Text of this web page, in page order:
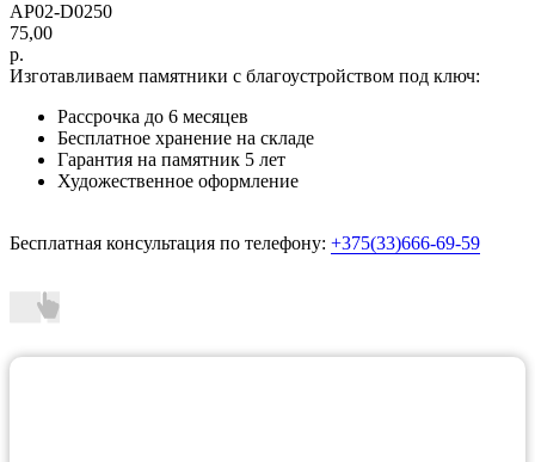
AP02-D0250
75,00
р.
Изготавливаем памятники с благоустройством под ключ:
Рассрочка до 6 месяцев
Бесплатное хранение на складе
Гарантия на памятник 5 лет
Художественное оформление
Бесплатная консультация по телефону: +375(33)666-69-59